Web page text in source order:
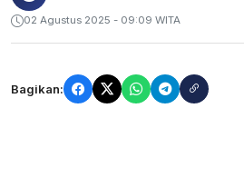
02 Agustus 2025 - 09:09 WITA
Bagikan: